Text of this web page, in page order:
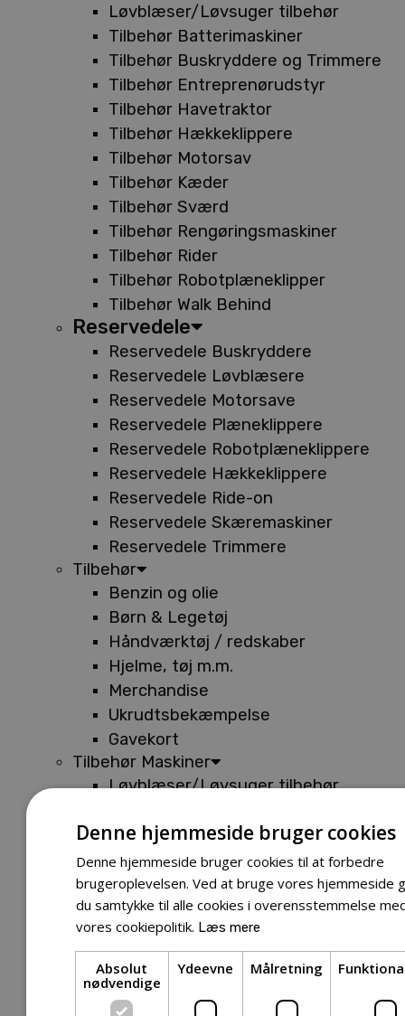
Løvblæser/Løvsuger tilbehør
Tilbehør Batterimaskiner
Tilbehør Buskryddere og Trimmere
Tilbehør Entreprenørudstyr
Tilbehør Havetraktor
Tilbehør Hækkeklippere
Tilbehør Motorsav
Tilbehør Kæder
Tilbehør Sværd
Tilbehør Rengøringsmaskiner
Tilbehør Rider
Tilbehør Robotplæneklipper
Tilbehør Walk Behind
Reservedele
Reservedele Buskryddere
Reservedele Løvblæsere
Reservedele Motorsave
Reservedele Plæneklippere
Reservedele Robotplæneklippere
Reservedele Hækkeklippere
Reservedele Ride-on
Reservedele Skæremaskiner
Reservedele Trimmere
Tilbehør
Benzin og olie
Børn & Legetøj
Håndværktøj / redskaber
Hjelme, tøj m.m.
Merchandise
Ukrudtsbekæmpelse
Gavekort
Tilbehør Maskiner
Løvblæser/Løvsuger tilbehør
Tilbehør Buskryddere og Trimmere
Tilbehør Entreprenørudstyr
Tilbehør Havetraktor
Tilbehør Hækkeklippere
Tilbehør Motorsav
Tilbehør Kæder
Tilbehør Sværd
Tilbehør Rengøringsmaskiner
Denne hjemmeside bruger cookies
Denne hjemmeside bruger cookies til at forbedre
brugeroplevelsen. Ved at bruge vores hjemmeside
du samtykke til alle cookies i overensstemmelse
vores cookiepolitik. Læs mere
Absolut
nødvendige
Ydeevne Målretning